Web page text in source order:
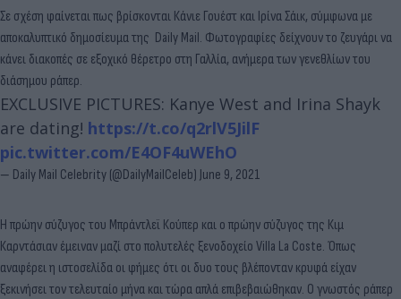
Σε σχέση φαίνεται πως βρίσκονται Κάνιε Γουέστ και Ιρίνα Σάικ, σύμφωνα με
αποκαλυπτικό δημοσίευμα της Daily Mail. Φωτογραφίες δείχνουν το ζευγάρι να
κάνει διακοπές σε εξοχικό θέρετρο στη Γαλλία, ανήμερα των γενεθλίων του
διάσημου ράπερ.
EXCLUSIVE PICTURES: Kanye West and Irina Shayk
are dating! https://t.co/q2rlV5JilF
pic.twitter.com/E4OF4uWEhO
— Daily Mail Celebrity (@DailyMailCeleb) June 9, 2021
Η πρώην σύζυγος του Μπράντλεϊ Κούπερ και ο πρώην σύζυγος της Κιμ
Καρντάσιαν έμειναν μαζί στο πολυτελές ξενοδοχείο Villa La Coste. Όπως
αναφέρει η ιστοσελίδα οι φήμες ότι οι δυο τους βλέπονταν κρυφά είχαν
ξεκινήσει τον τελευταίο μήνα και τώρα απλά επιβεβαιώθηκαν. Ο γνωστός ράπερ